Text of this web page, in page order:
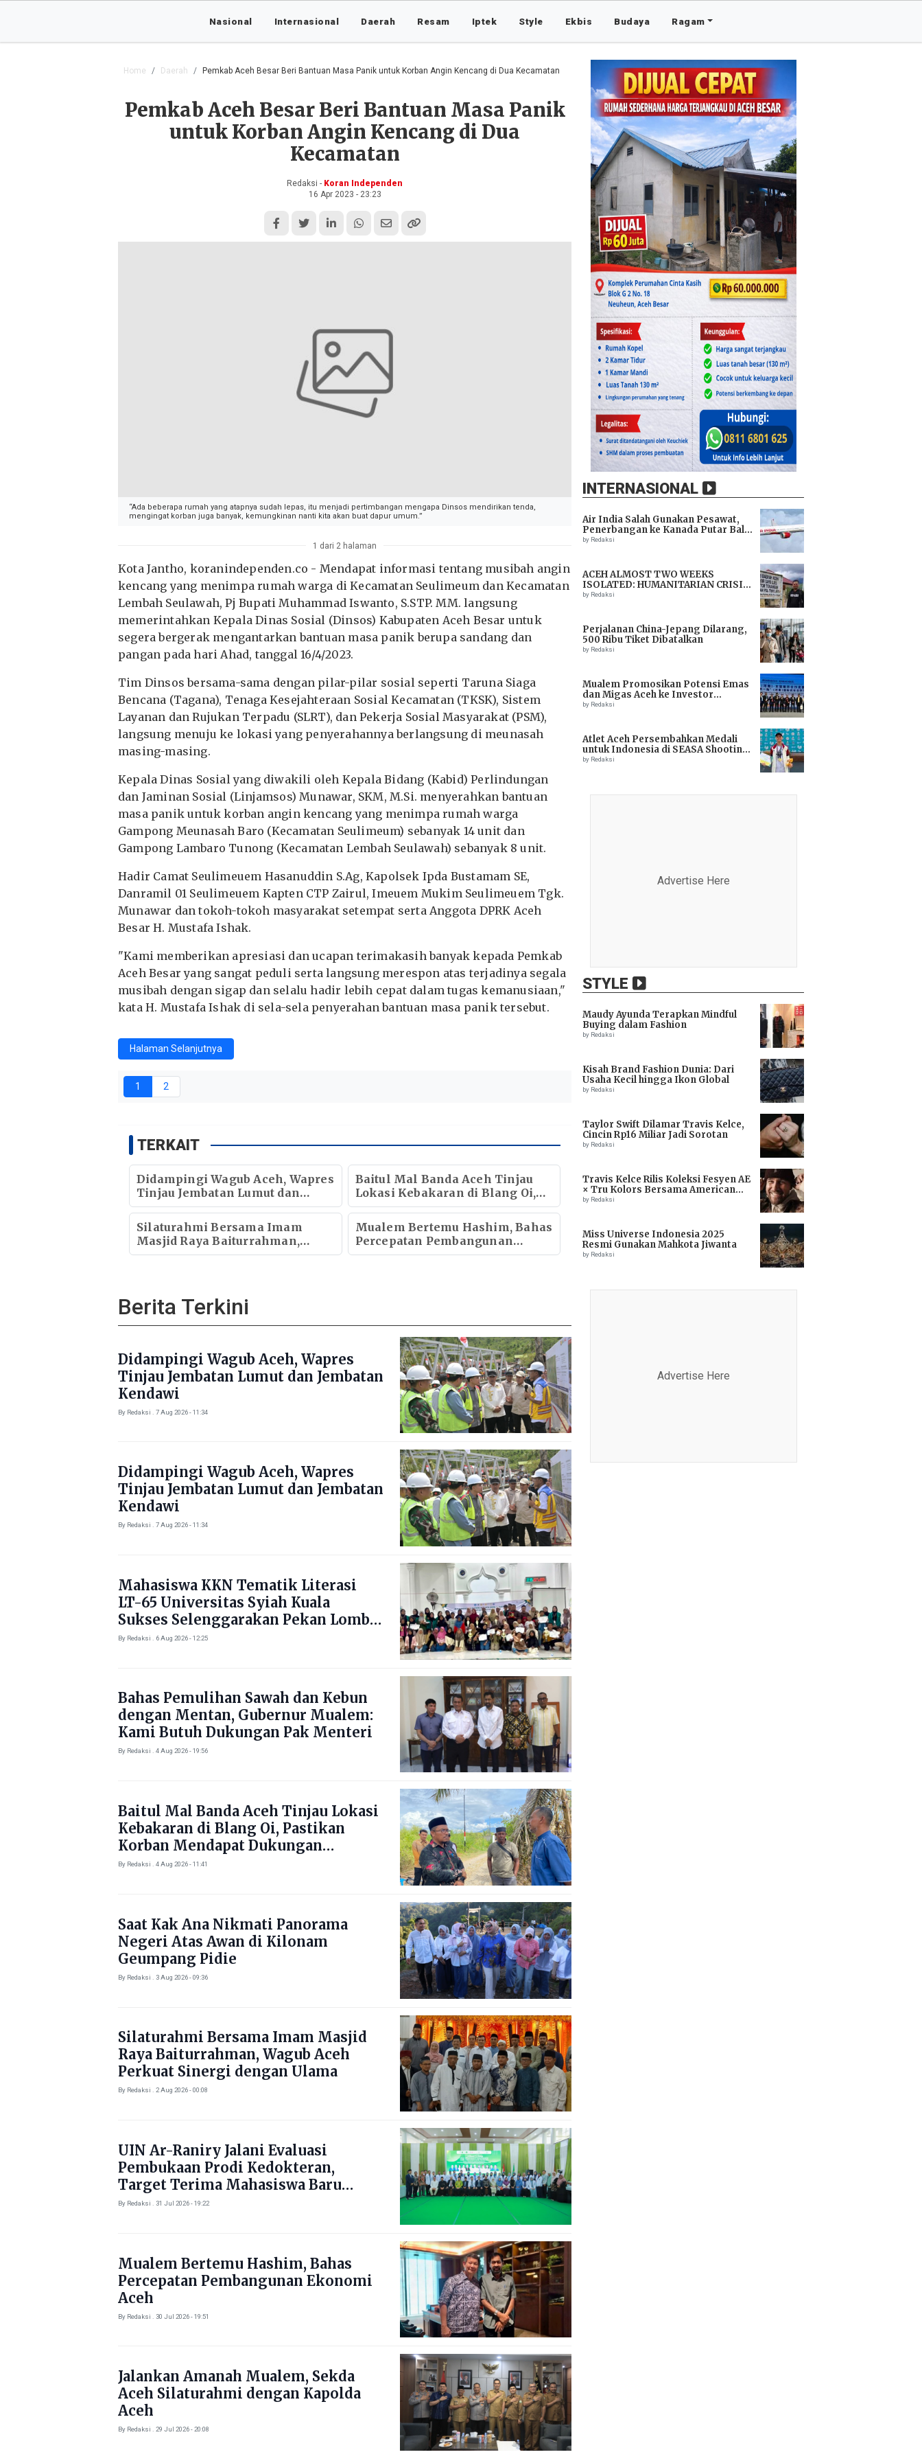
Nasional Internasional Daerah Resam Iptek Style Ekbis Budaya Ragam
Home Daerah Pemkab Aceh Besar Beri Bantuan Masa Panik untuk Korban Angin Kencang di Dua Kecamatan
Pemkab Aceh Besar Beri Bantuan Masa Panik
untuk Korban Angin Kencang di Dua
Kecamatan
Redaksi - Koran Independen
16 Apr 2023 - 23:23
“Ada beberapa rumah yang atapnya sudah lepas, itu menjadi pertimbangan mengapa Dinsos mendirikan tenda,
mengingat korban juga banyak, kemungkinan nanti kita akan buat dapur umum.”
1 dari 2 halaman
Kota Jantho, koranindependen.co - Mendapat informasi tentang musibah angin
kencang yang menimpa rumah warga di Kecamatan Seulimeum dan Kecamatan
Lembah Seulawah, Pj Bupati Muhammad Iswanto, S.STP. MM. langsung
memerintahkan Kepala Dinas Sosial (Dinsos) Kabupaten Aceh Besar untuk
segera bergerak mengantarkan bantuan masa panik berupa sandang dan
pangan pada hari Ahad, tanggal 16/4/2023.
Tim Dinsos bersama-sama dengan pilar-pilar sosial seperti Taruna Siaga
Bencana (Tagana), Tenaga Kesejahteraan Sosial Kecamatan (TKSK), Sistem
Layanan dan Rujukan Terpadu (SLRT), dan Pekerja Sosial Masyarakat (PSM),
langsung menuju ke lokasi yang penyerahannya berlangsung di meunasah
masing-masing.
Kepala Dinas Sosial yang diwakili oleh Kepala Bidang (Kabid) Perlindungan
dan Jaminan Sosial (Linjamsos) Munawar, SKM, M.Si. menyerahkan bantuan
masa panik untuk korban angin kencang yang menimpa rumah warga
Gampong Meunasah Baro (Kecamatan Seulimeum) ​​sebanyak 14 unit dan
Gampong Lambaro Tunong (Kecamatan Lembah Seulawah) sebanyak 8 unit.
Hadir Camat Seulimeuem ​​Hasanuddin S.Ag, Kapolsek Ipda Bustamam SE,
Danramil 01 Seulimeuem ​​Kapten CTP Zairul, Imeuem Mukim Seulimeuem Tgk.
Munawar dan tokoh-tokoh masyarakat setempat serta Anggota DPRK Aceh
Besar H. Mustafa Ishak.
"Kami memberikan apresiasi dan ucapan terimakasih banyak kepada Pemkab
Aceh Besar yang sangat peduli serta langsung merespon atas terjadinya segala
musibah dengan sigap dan selalu hadir lebih cepat dalam tugas kemanusiaan,"
kata H. Mustafa Ishak di sela-sela penyerahan bantuan masa panik tersebut.
Halaman Selanjutnya
1 2
TERKAIT
Didampingi Wagub Aceh, Wapres
Tinjau Jembatan Lumut dan
Jembatan Kendawi
Baitul Mal Banda Aceh Tinjau
Lokasi Kebakaran di Blang Oi,
Pastikan Korban Mendapat
Dukungan Kebutuhan Pokok
Silaturahmi Bersama Imam
Masjid Raya Baiturrahman,
Wagub Aceh Perkuat Sinergi
Mualem Bertemu Hashim, Bahas
Percepatan Pembangunan
Ekonomi Aceh
Berita Terkini
Didampingi Wagub Aceh, Wapres
Tinjau Jembatan Lumut dan Jembatan
Kendawi
By Redaksi . 7 Aug 2026 - 11:34
Didampingi Wagub Aceh, Wapres
Tinjau Jembatan Lumut dan Jembatan
Kendawi
By Redaksi . 7 Aug 2026 - 11:34
Mahasiswa KKN Tematik Literasi
LT-65 Universitas Syiah Kuala
Sukses Selenggarakan Pekan Lomba
Literasi di Gampong Rhieng Blang
By Redaksi . 6 Aug 2026 - 12:25
Bahas Pemulihan Sawah dan Kebun
dengan Mentan, Gubernur Mualem:
Kami Butuh Dukungan Pak Menteri
By Redaksi . 4 Aug 2026 - 19:56
Baitul Mal Banda Aceh Tinjau Lokasi
Kebakaran di Blang Oi, Pastikan
Korban Mendapat Dukungan
Kebutuhan Pokok
By Redaksi . 4 Aug 2026 - 11:41
Saat Kak Ana Nikmati Panorama
Negeri Atas Awan di Kilonam
Geumpang Pidie
By Redaksi . 3 Aug 2026 - 09:36
Silaturahmi Bersama Imam Masjid
Raya Baiturrahman, Wagub Aceh
Perkuat Sinergi dengan Ulama
By Redaksi . 2 Aug 2026 - 00:08
UIN Ar-Raniry Jalani Evaluasi
Pembukaan Prodi Kedokteran,
Target Terima Mahasiswa Baru
Tahun Ini
By Redaksi . 31 Jul 2026 - 19:22
Mualem Bertemu Hashim, Bahas
Percepatan Pembangunan Ekonomi
Aceh
By Redaksi . 30 Jul 2026 - 19:51
Jalankan Amanah Mualem, Sekda
Aceh Silaturahmi dengan Kapolda
Aceh
By Redaksi . 29 Jul 2026 - 20:08
INTERNASIONAL
Air India Salah Gunakan Pesawat,
Penerbangan ke Kanada Putar Balik
Setelah 9 Jam di Udara
by Redaksi
ACEH ALMOST TWO WEEKS
ISOLATED: HUMANITARIAN CRISIS
THREATENS LIVES, IMMEDIATE
by Redaksi
Perjalanan China-Jepang Dilarang,
500 Ribu Tiket Dibatalkan
by Redaksi
Mualem Promosikan Potensi Emas
dan Migas Aceh ke Investor
Tiongkok
by Redaksi
Atlet Aceh Persembahkan Medali
untuk Indonesia di SEASA Shooting
Championship 2025
by Redaksi
Advertise Here
STYLE
Maudy Ayunda Terapkan Mindful
Buying dalam Fashion
by Redaksi
Kisah Brand Fashion Dunia: Dari
Usaha Kecil hingga Ikon Global
by Redaksi
Taylor Swift Dilamar Travis Kelce,
Cincin Rp16 Miliar Jadi Sorotan
by Redaksi
Travis Kelce Rilis Koleksi Fesyen AE
× Tru Kolors Bersama American
Eagle
by Redaksi
Miss Universe Indonesia 2025
Resmi Gunakan Mahkota Jiwanta
by Redaksi
Advertise Here